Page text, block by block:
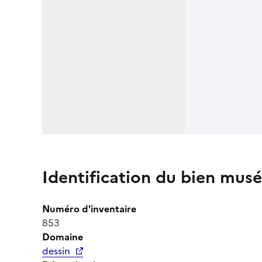
Identification du bien
Numéro d'inventaire
853
Domaine
dessin